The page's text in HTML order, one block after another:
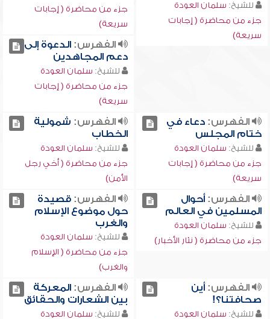
للشيخ: سلمان العودة
جزء من محاضرة ( إجابات
سريعة)
جزء من محاضرة ( إجابات
سريعة)
الفهرس:الدعوة إلى
دعم المجاهدين
للشيخ: سلمان العودة
جزء من محاضرة ( إجابات
سريعة)
الفهرس:دعاء في
ختام المجلس
للشيخ: سلمان العودة
جزء من محاضرة ( إجابات
سريعة)
الفهرس: شمولية
الخطاب
للشيخ: سلمان العودة
جزء من محاضرة ( أخي رجل
الأمن)
الفهرس:أحوال
المسلمين في العالم
للشيخ: سلمان العودة
جزء من محاضرة ( نثار الأخبار)
الفهرس:قصيدة
حول موضوع الإسلام
والغرب
للشيخ: سلمان العودة
جزء من محاضرة ( الإسلام
والغرب)
الفهرس:أين
صحافتنا؟!
للشيخ: سلمان العودة
الفهرس:المعركة
بين الشعارات والحقائق
للشيخ: سلمان العودة